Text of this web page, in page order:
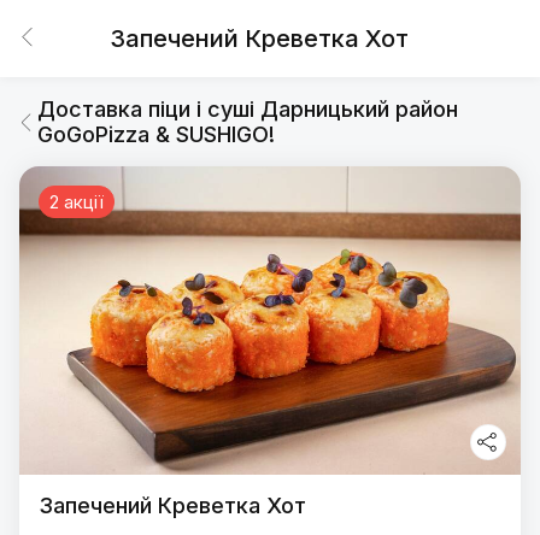
Запечений Креветка Хот
Доставка піци і суші Дарницький район
GoGoPizza & SUSHIGO!
2 акції
Запечений Креветка Хот